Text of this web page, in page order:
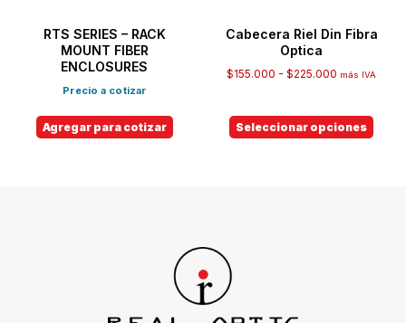
RTS SERIES – RACK
MOUNT FIBER
ENCLOSURES
Precio a cotizar
Agregar para cotizar
Cabecera Riel Din Fibra
Optica
$155.000 - $225.000 más IVA
Seleccionar opciones